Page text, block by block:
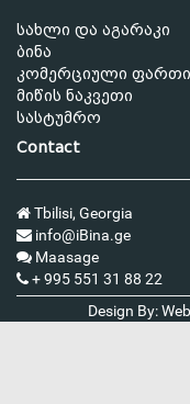
სახლი და აგარაკი
ბინა
კომერციული ფართი
მიწის ნაკვეთი
სასტუმრო
Contact
Tbilisi, Georgia
info@iBina.ge
Maasage
+ 995 551 31 88 22
Design By: